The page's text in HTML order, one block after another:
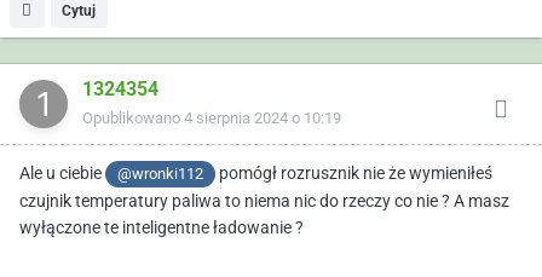
Cytuj
1324354
Opublikowano 4 sierpnia 2024 o 10:19
Ale u ciebie @wronki112
pomógł rozrusznik nie że wymieniłeś
czujnik temperatury paliwa to niema nic do rzeczy co nie ? A masz
wyłączone te inteligentne ładowanie ?